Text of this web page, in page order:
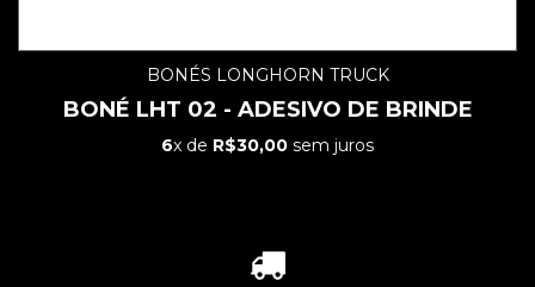
BONÉS LONGHORN TRUCK
BONÉ LHT 02 - ADESIVO DE BRINDE
6x de R$30,00 sem juros